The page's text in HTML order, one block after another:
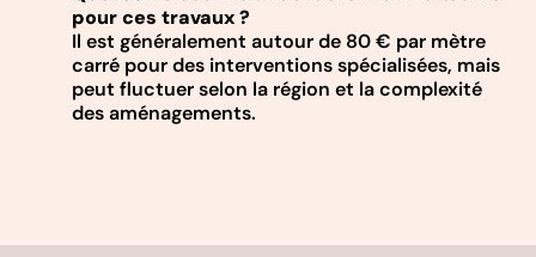
pour ces travaux ?
Il est généralement autour de 80 € par mètre
carré pour des interventions spécialisées, mais
peut fluctuer selon la région et la complexité
des aménagements.